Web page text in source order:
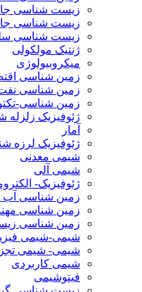
زیست شناسی
زیست شناسی
زیست شناسی
ژنتیک مولکولی
میکروبیولوژی
زمین شناسی
زمین شناسی
زمین شناسی-
ژئوفیزیک زلزله
آمار
ژئوفیزیک لرزه
شیمی معدنی
شیمی آلی
ژئوفیزیک-
زمین شناسی آب
زمین شناسی
زمین شناسی
شیمی-شیمی
شیمی- شیمی
شیمی کاربردی
فیتوشیمی